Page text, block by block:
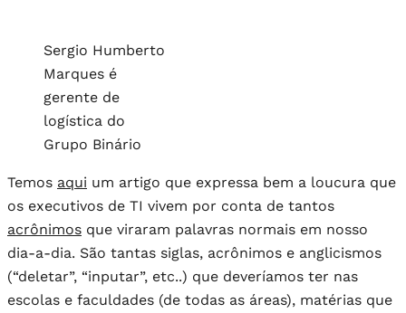
Sergio Humberto
Marques é
gerente de
logística do
Grupo Binário
Temos aqui um artigo que expressa bem a loucura que
os executivos de TI vivem por conta de tantos
acrônimos que viraram palavras normais em nosso
dia-a-dia. São tantas siglas, acrônimos e anglicismos
(“deletar”, “inputar”, etc..) que deveríamos ter nas
escolas e faculdades (de todas as áreas), matérias que